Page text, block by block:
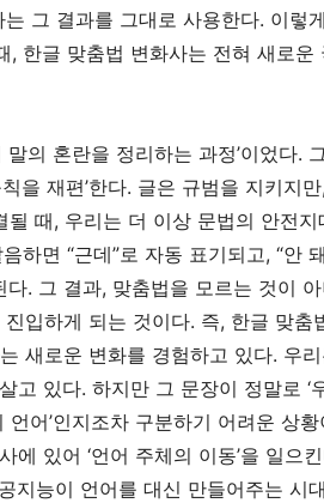
그 결과를 그대로 사용한다. 이렇
, 한글 맞춤법 변화사는 전혀 새로운
의 혼란을 정리하는 과정’이었다.
을 재편’한다. 글은 규범을 지키지
때, 우리는 더 이상 문법의 안전지
하면 “근데”로 자동 표기되고, “안
다. 그 결과, 맞춤법을 모르는 것이
진입하게 되는 것이다. 즉, 한글 맞춤
새로운 변화를 경험하고 있다. 우
고 있다. 하지만 그 문장이 정말로 ‘
언어’인지조차 구분하기 어려운 상
있어 ‘언어 주체의 이동’을 일으
지능이 언어를 대신 만들어주는 시